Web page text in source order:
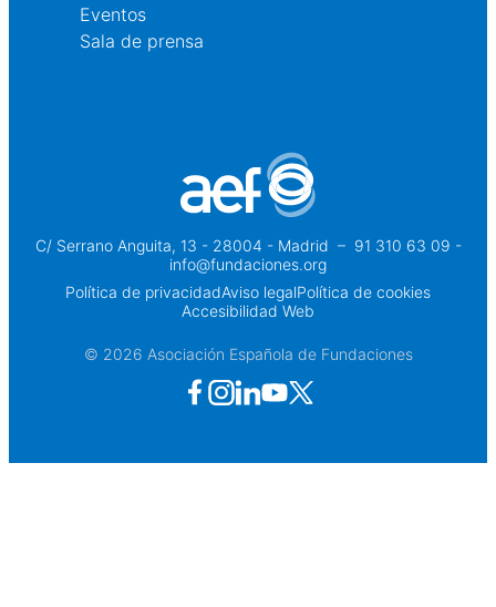
Eventos
Sala de prensa
C/ Serrano Anguita, 13 - 28004 - Madrid – 91 310 63 09 -
info@fundaciones.org
Política de privacidadAviso legalPolítica de cookies
Accesibilidad Web
© 2026 Asociación Española de Fundaciones